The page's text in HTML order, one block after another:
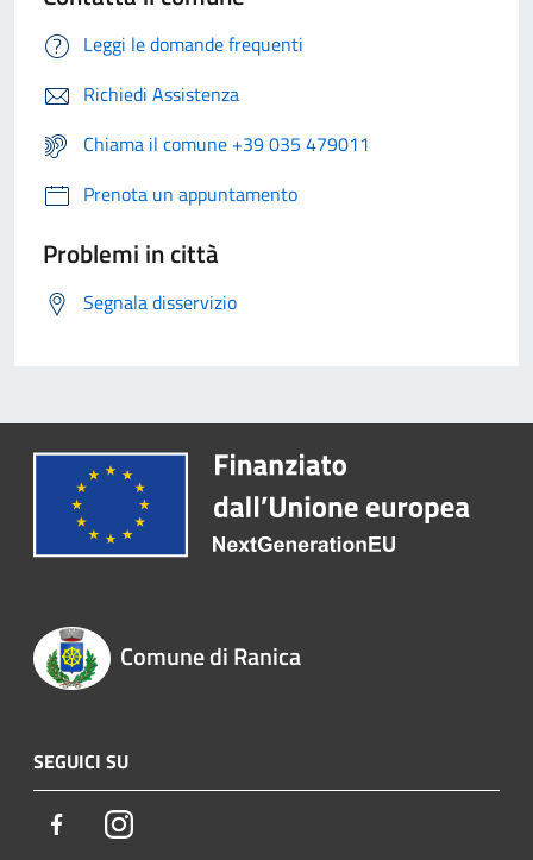
Leggi le domande frequenti
Richiedi Assistenza
Chiama il comune +39 035 479011
Prenota un appuntamento
Problemi in città
Segnala disservizio
Comune di Ranica
SEGUICI SU
FacebookInstagram